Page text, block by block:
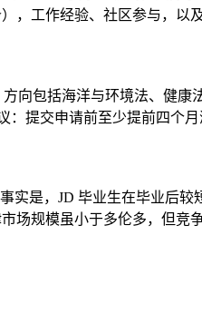
，工作经验、社区参与，
向包括海洋与环境法、健
提交申请前至少提前四个
是，JD 毕业生在毕业后
规模虽小于多伦多，但竞